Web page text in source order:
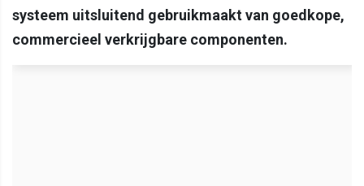
systeem uitsluitend gebruikmaakt van goedkope,
commercieel verkrijgbare componenten.